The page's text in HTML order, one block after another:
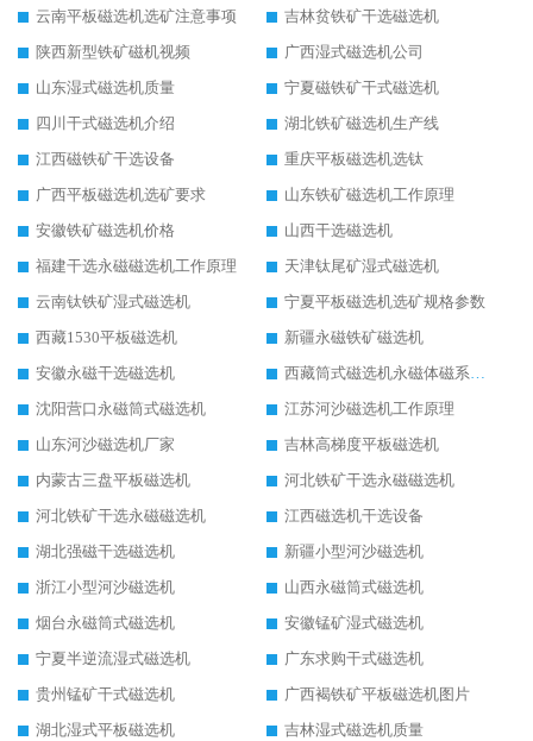
云南平板磁选机选矿注意事项
吉林贫铁矿干选磁选机
陕西新型铁矿磁机视频
广西湿式磁选机公司
山东湿式磁选机质量
宁夏磁铁矿干式磁选机
四川干式磁选机介绍
湖北铁矿磁选机生产线
江西磁铁矿干选设备
重庆平板磁选机选钛
广西平板磁选机选矿要求
山东铁矿磁选机工作原理
安徽铁矿磁选机价格
山西干选磁选机
福建干选永磁磁选机工作原理
天津钛尾矿湿式磁选机
云南钛铁矿湿式磁选机
宁夏平板磁选机选矿规格参数
西藏1530平板磁选机
新疆永磁铁矿磁选机
安徽永磁干选磁选机
西藏筒式磁选机永磁体磁系设计
沈阳营口永磁筒式磁选机
江苏河沙磁选机工作原理
山东河沙磁选机厂家
吉林高梯度平板磁选机
内蒙古三盘平板磁选机
河北铁矿干选永磁磁选机
河北铁矿干选永磁磁选机
江西磁选机干选设备
湖北强磁干选磁选机
新疆小型河沙磁选机
浙江小型河沙磁选机
山西永磁筒式磁选机
烟台永磁筒式磁选机
安徽锰矿湿式磁选机
宁夏半逆流湿式磁选机
广东求购干式磁选机
贵州锰矿干式磁选机
广西褐铁矿平板磁选机图片
湖北湿式平板磁选机
吉林湿式磁选机质量